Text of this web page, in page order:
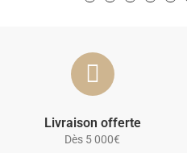
Livraison offerte
Dès 5 000€